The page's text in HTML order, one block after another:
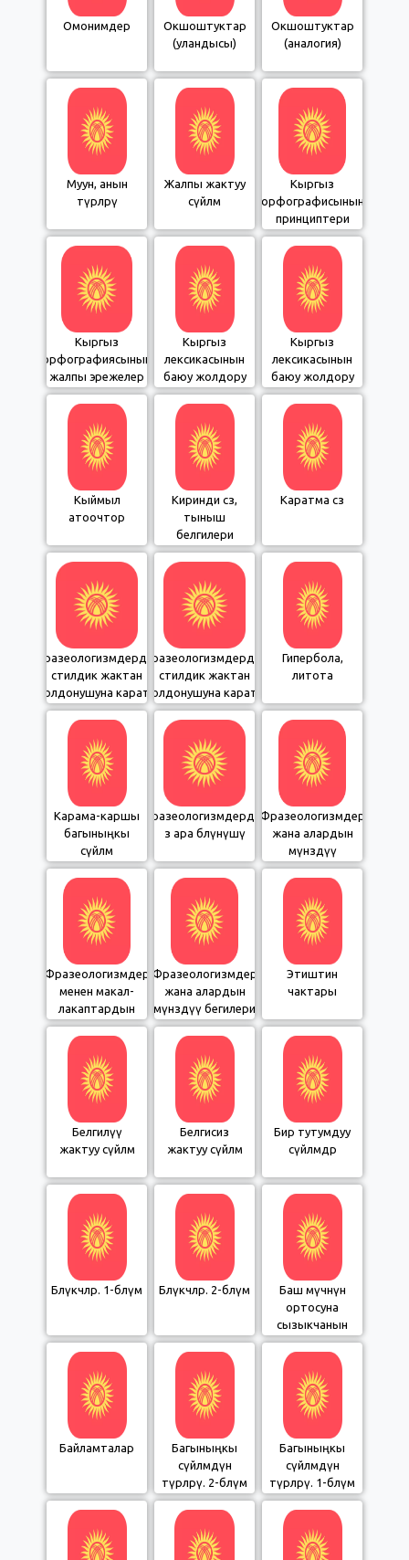
Омонимдер
Окшоштуктар
(уландысы)
Окшоштуктар
(аналогия)
Муун, анын
түрлөрү
Жалпы жактуу
сүйлөм
Кыргыз
орфографисынын
принциптери
Кыргыз
орфографиясынын
жалпы эрежелер
системасы
Кыргыз
лексикасынын
баюу жолдору
2-бөлүм
Кыргыз
лексикасынын
баюу жолдору
1-бөлүм
Кыймыл
атоочтор
Киринди сөз,
тыныш
белгилери
Каратма сөз
Фразеологизмдердин
стилдик жактан
колдонушуна карата
бөлүнүшү
Фразеологизмдердин
стилдик жактан
колдонушуна карата
бөлүнүшү (уландысы)
Гипербола,
литота
Карама-каршы
багыныңкы
сүйлөм
Фразеологизмдердин
өз ара бөлүнүшү
Фразеологизмдер
жана алардын
мүнөздүү
белгилери 2-бөлүм
Фразеологизмдер
менен макал-
лакаптардын
карым-катышы
Фразеологизмдер
жана алардын
мүнөздүү бегилери
1-бөлүм
Этиштин
чактары
Белгилүү
жактуу сүйлөм
Белгисиз
жактуу сүйлөм
Бир тутумдуу
сүйлөмдөр
Бөлүкчөлөр. 1-бөлүм Бөлүкчөлөр. 2-бөлүм
Баш мүчөнүн
ортосуна
сызыкчанын
коюлушу
Байламталар
Багыныңкы
сүйлөмдүн
түрлөрү. 2-бөлүм
Багыныңкы
сүйлөмдүн
түрлөрү. 1-бөлүм